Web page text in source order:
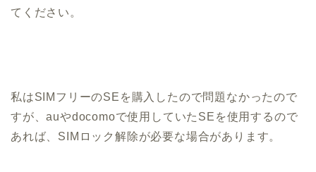
てください。
私はSIMフリーのSEを購入したので問題なかったので
すが、auやdocomoで使用していたSEを使用するので
あれば、SIMロック解除が必要な場合があります。